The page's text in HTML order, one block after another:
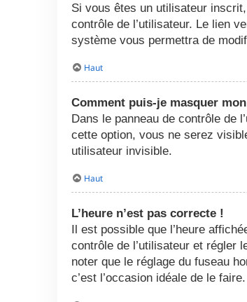
Si vous êtes un utilisateur
contrôle de l’utilisateur. Le lien
système vous permettra de
Haut
Comment puis-je masquer
Dans le panneau de contrôle de
cette option, vous ne serez
utilisateur invisible.
Haut
L’heure n’est pas correcte !
Il est possible que l’heure
contrôle de l’utilisateur et régler
noter que le réglage du fuseau
c’est l’occasion idéale de le faire.